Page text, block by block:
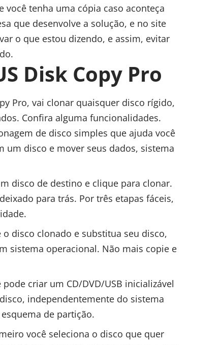
tenha uma cópia caso aconteça
que desenvolve a solução, e no site
o que estou dizendo, e assim, evitar
Disk Copy Pro
Pro, vai clonar quaisquer disco rígido,
Confira alguma funcionalidades.
de disco simples que ajuda você
um disco e mover seus dados, sistema
disco de destino e clique para clonar.
para trás. Por três etapas fáceis,
disco clonado e substitua seu disco,
sistema operacional. Não mais copie e
criar um CD/DVD/USB inicializável
independentemente do sistema
de partição.
você seleciona o disco que quer